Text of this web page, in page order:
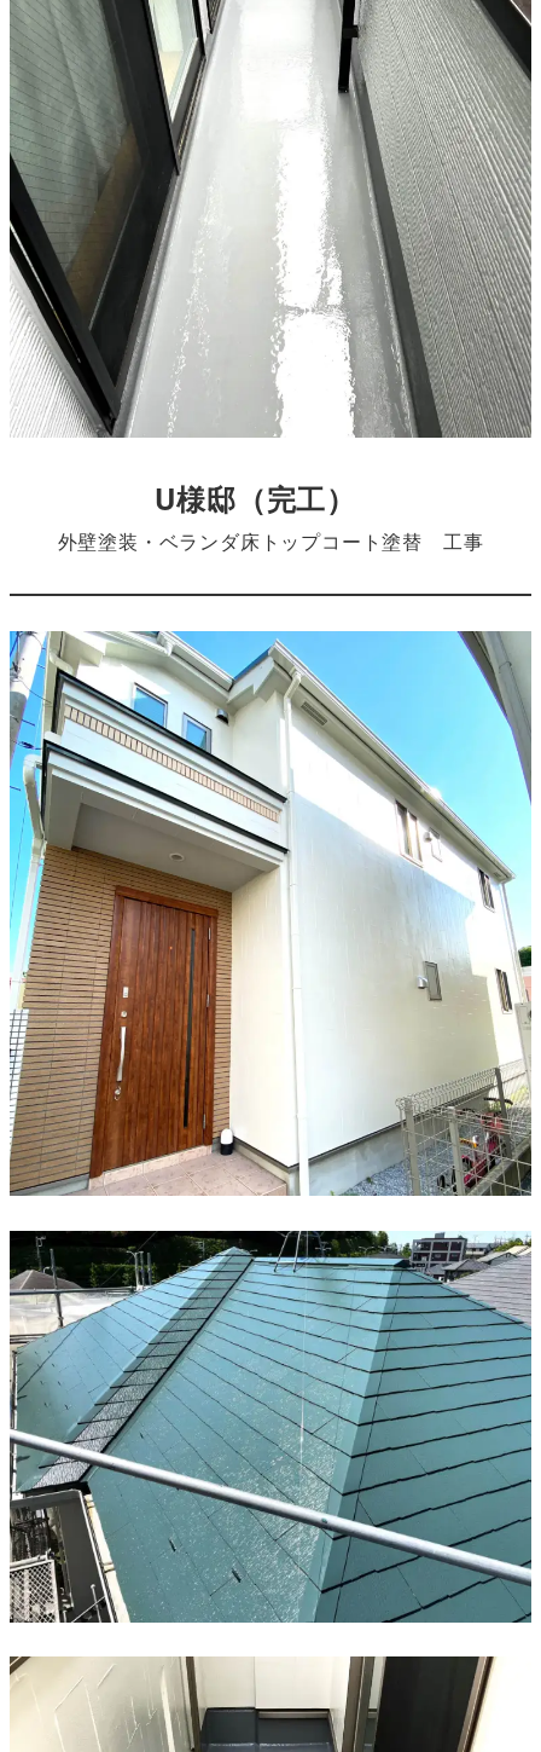
U様邸 （完工）
外壁塗装・ベランダ床トップコート塗替 工事